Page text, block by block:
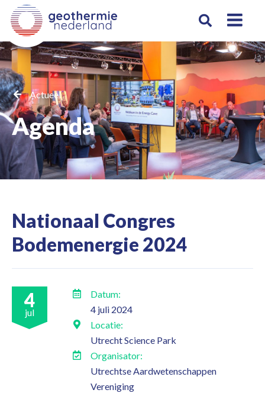
Actueel
Agenda
Nationaal Congres
Bodemenergie 2024
4
jul
Datum:
4 juli 2024
Locatie:
Utrecht Science Park
Organisator:
Utrechtse Aardwetenschappen
Vereniging